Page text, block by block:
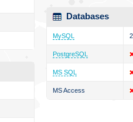
Databases
MySQL
PostgreSQL
MS SQL
MS Access